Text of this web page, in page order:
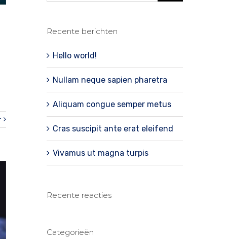
Recente berichten
Hello world!
Nullam neque sapien pharetra
Aliquam congue semper metus
Cras suscipit ante erat eleifend
Vivamus ut magna turpis
Recente reacties
Categorieën